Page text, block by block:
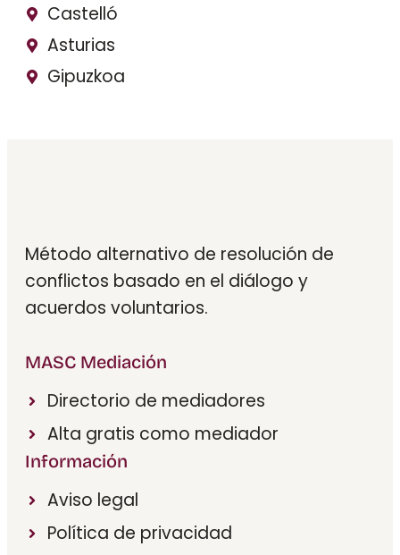
Castelló
Asturias
Gipuzkoa
Método alternativo de resolución de
conflictos basado en el diálogo y
acuerdos voluntarios.
MASC Mediación
Directorio de mediadores
Alta gratis como mediador
Información
Aviso legal
Política de privacidad